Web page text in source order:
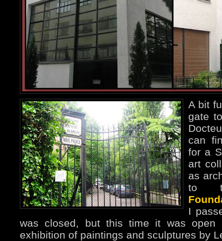
A bit
gate
can
for a
art
as
to
I
was closed, but this time it was open
exhibition of paintings and sculptures by